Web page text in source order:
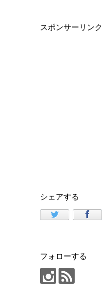
スポンサーリンク
シェアする
フォローする